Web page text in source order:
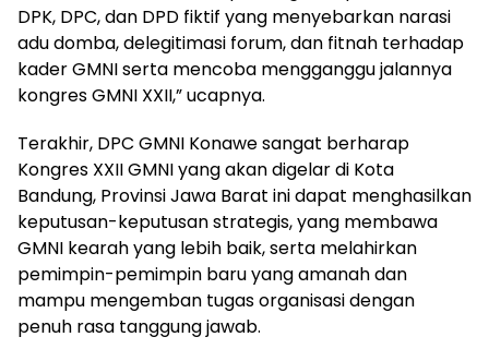
DPK, DPC, dan DPD fiktif yang menyebarkan narasi
adu domba, delegitimasi forum, dan fitnah terhadap
kader GMNI serta mencoba mengganggu jalannya
kongres GMNI XXII,” ucapnya.
‎Terakhir, DPC GMNI Konawe sangat berharap
Kongres XXII GMNI yang akan digelar di Kota
Bandung, Provinsi Jawa Barat ini dapat menghasilkan
keputusan-keputusan strategis, yang membawa
GMNI kearah yang lebih baik, serta melahirkan
pemimpin-pemimpin baru yang amanah dan
mampu mengemban tugas organisasi dengan
penuh rasa tanggung jawab.